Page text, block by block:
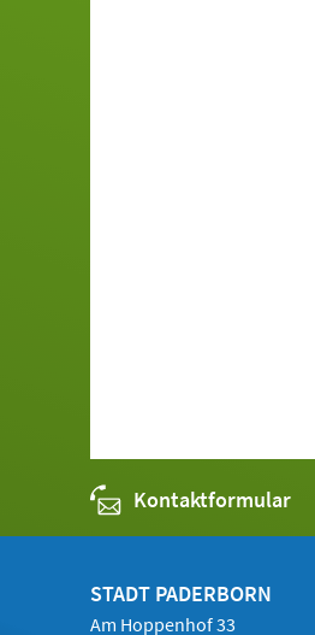
Kontaktformular
STADT PADERBORN
Am Hoppenhof 33